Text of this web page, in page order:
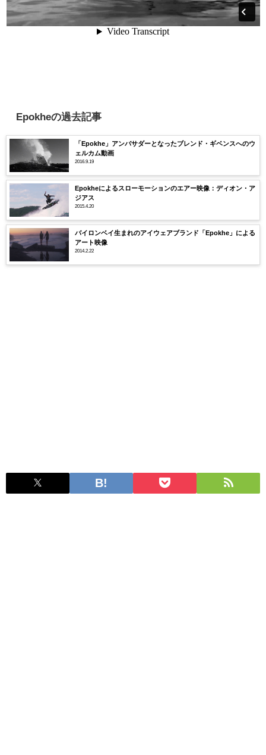
Epokheの過去記事
「Epokhe」アンバサダーとなったブレンド・ギベンスへのウ
ェルカム動画
2016.9.19
Epokheによるスローモーションのエアー映像：ディオン・ア
ジアス
2015.4.20
バイロンベイ生まれのアイウェアブランド「Epokhe」による
アート映像
2014.2.22